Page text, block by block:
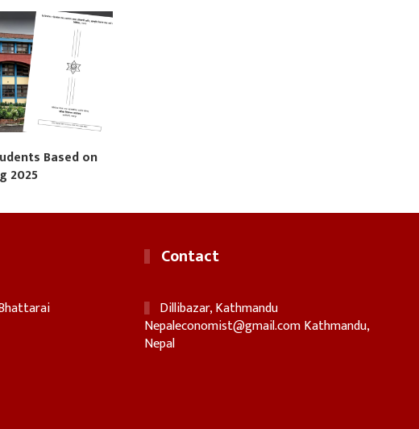
Based on
2025
Contact
Dillibazar, Kathmandu
Nepaleconomist@gmail.comKathmandu,
Nepal